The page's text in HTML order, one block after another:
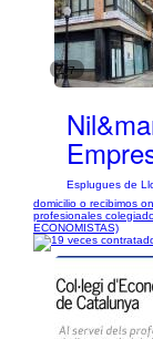
1/7
Esplugues de
domicilio o recibimos
profesionales
ECONOMISTAS)